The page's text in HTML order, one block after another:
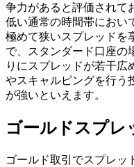
争力があると評価されて
低い通常の時間帯におい
極めて狭いスプレッドを
で、スタンダード口座の
りにスプレッドが若干広
やスキャルピングを行う
が強いといえます。
ゴールドスプレ
ゴールド取引でスプレッ